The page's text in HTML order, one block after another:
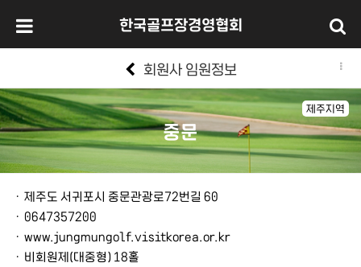
한국골프장경영협회
회원사 임원정보
제주지역
중문
본문
ㆍ 제주도 서귀포시 중문관광로72번길 60
ㆍ 0647357200
ㆍ www.jungmungolf.visitkorea.or.kr
ㆍ 비회원제(대중형) 18홀